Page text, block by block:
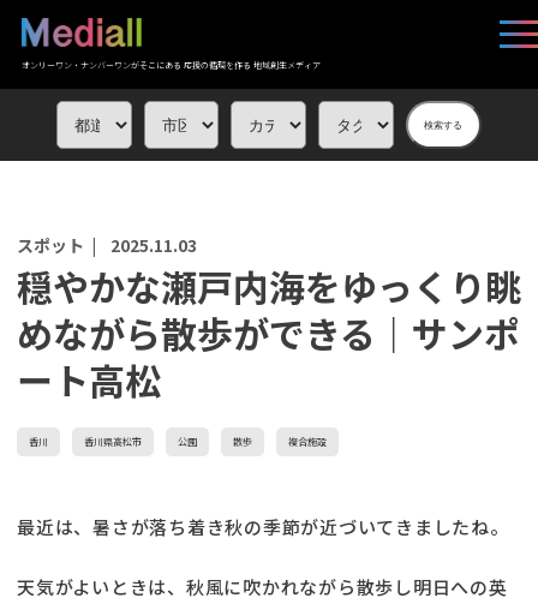
オンリーワン・ナンバーワンがそこにある 応援の循環を作る 地域創生メディア
検索する
スポット | 2025.11.03
穏やかな瀬戸内海をゆっくり眺
めながら散歩ができる｜サンポ
ート高松
香川 香川県高松市 公園 散歩 複合施設
最近は、暑さが落ち着き秋の季節が近づいてきましたね。
天気がよいときは、秋風に吹かれながら散歩し明日への英